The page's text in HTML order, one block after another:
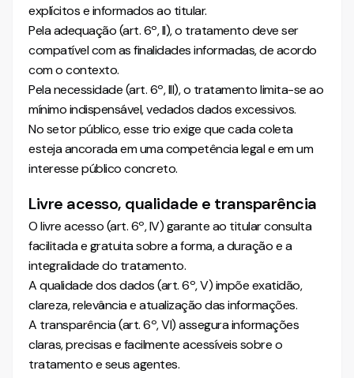
explícitos e informados ao titular.
Pela adequação (art. 6º, II), o tratamento deve ser
compatível com as finalidades informadas, de acordo
com o contexto.
Pela necessidade (art. 6º, III), o tratamento limita-se ao
mínimo indispensável, vedados dados excessivos.
No setor público, esse trio exige que cada coleta
esteja ancorada em uma competência legal e em um
interesse público concreto.
Livre acesso, qualidade e transparência
O livre acesso (art. 6º, IV) garante ao titular consulta
facilitada e gratuita sobre a forma, a duração e a
integralidade do tratamento.
A qualidade dos dados (art. 6º, V) impõe exatidão,
clareza, relevância e atualização das informações.
A transparência (art. 6º, VI) assegura informações
claras, precisas e facilmente acessíveis sobre o
tratamento e seus agentes.